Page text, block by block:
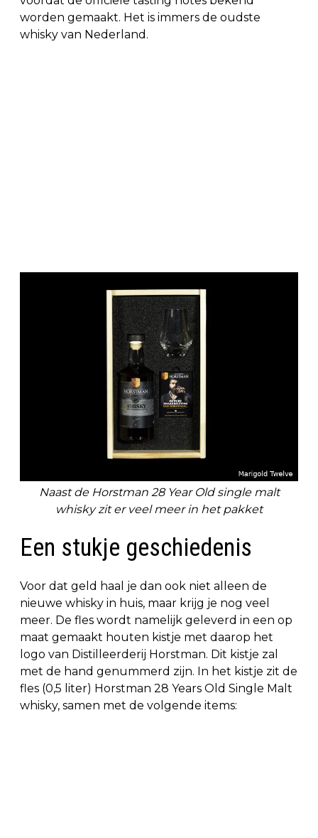
worden gemaakt. Het is immers de oudste
whisky van Nederland.
Naast de Horstman 28 Year Old single malt
whisky zit er veel meer in het pakket
Een stukje geschiedenis
Voor dat geld haal je dan ook niet alleen de
nieuwe whisky in huis, maar krijg je nog veel
meer. De fles wordt namelijk geleverd in een op
maat gemaakt houten kistje met daarop het
logo van Distilleerderij Horstman. Dit kistje zal
met de hand genummerd zijn. In het kistje zit de
fles (0,5 liter) Horstman 28 Years Old Single Malt
whisky, samen met de volgende items: